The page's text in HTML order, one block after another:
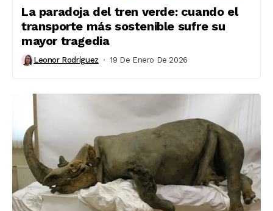
La paradoja del tren verde: cuando el
transporte más sostenible sufre su
mayor tragedia
Leonor Rodríguez 19 De Enero De 2026